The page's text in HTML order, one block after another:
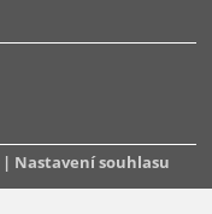
Nastavení souhlasu